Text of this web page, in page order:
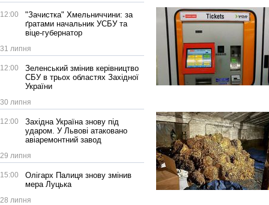
12:00
"Зачистка" Хмельниччини: за
ґратами начальник УСБУ та
віце-губернатор
31 липня
12:00
Зеленський змінив керівництво
СБУ в трьох областях Західної
України
30 липня
12:00
Західна Україна знову під
ударом. У Львові атаковано
авіаремонтний завод
29 липня
15:00
Олігарх Палиця знову змінив
мера Луцька
28 липня